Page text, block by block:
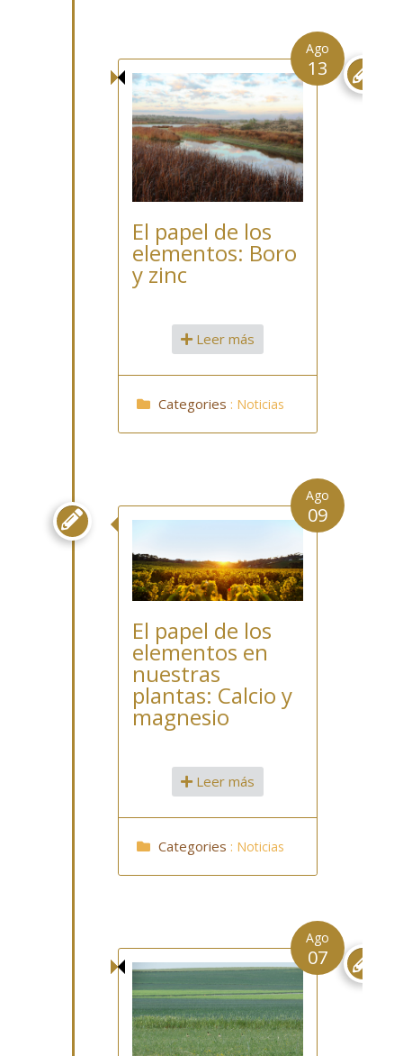

El papel de los
elementos: Boro
y zinc
Ago
13
Leer más
Categories : Noticias

El papel de los
elementos en
nuestras
plantas: Calcio y
magnesio
Ago
09
Leer más
Categories : Noticias

Ago
07